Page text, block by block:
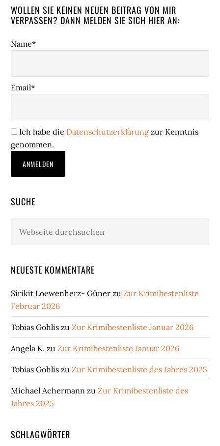
WOLLEN SIE KEINEN NEUEN BEITRAG VON MIR
VERPASSEN? DANN MELDEN SIE SICH HIER AN:
Name*
Email*
Ich habe die Datenschutzerklärung zur Kenntnis
genommen.
SUCHE
durchsuchen
NEUESTE KOMMENTARE
Sirikit Loewenherz- Güner zuZur Krimibestenliste
Februar 2026
Tobias Gohlis zuZur Krimibestenliste Januar 2026
Angela K. zuZur Krimibestenliste Januar 2026
Tobias Gohlis zuZur Krimibestenliste des Jahres 2025
Michael Achermann zuZur Krimibestenliste des
Jahres 2025
SCHLAGWÖRTER